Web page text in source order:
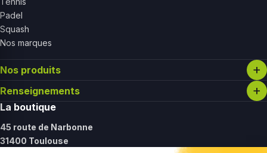
Padel
Squash
Nos marques
Nos produits
Renseignements
La boutique
45 route de Narbonne
31400 Toulouse